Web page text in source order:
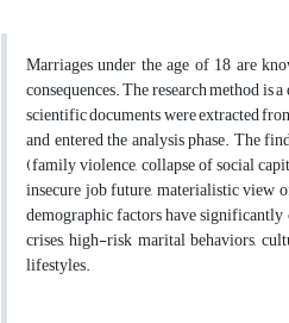
Marriages under the age of 18 are
consequences. The research method
scientific documents were extracted
and entered the analysis phase. The
(family violence, collapse of social
insecure job future, materialistic view
demographic factors have
crises, high-risk marital behaviors,
lifestyles.